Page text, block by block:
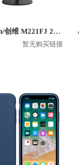
Skyworth/创维 M221FJ 21.5英寸 1080P平面显示器
暂无购买链接